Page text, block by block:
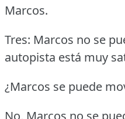
Marcos.
Tres: Marcos no se
autopista está muy
¿Marcos se puede
No, Marcos no se